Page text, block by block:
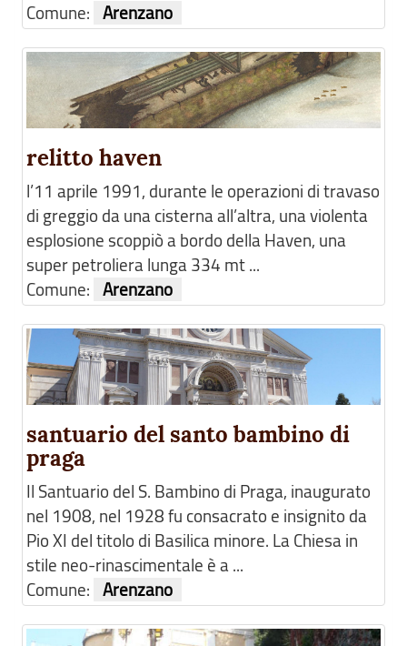
Comune: Arenzano
relitto haven
l’11 aprile 1991, durante le operazioni di travaso
di greggio da una cisterna all’altra, una violenta
esplosione scoppiò a bordo della Haven, una
super petroliera lunga 334 mt ...
Comune: Arenzano
santuario del santo bambino di
praga
Il Santuario del S. Bambino di Praga, inaugurato
nel 1908, nel 1928 fu consacrato e insignito da
Pio XI del titolo di Basilica minore. La Chiesa in
stile neo-rinascimentale è a ...
Comune: Arenzano